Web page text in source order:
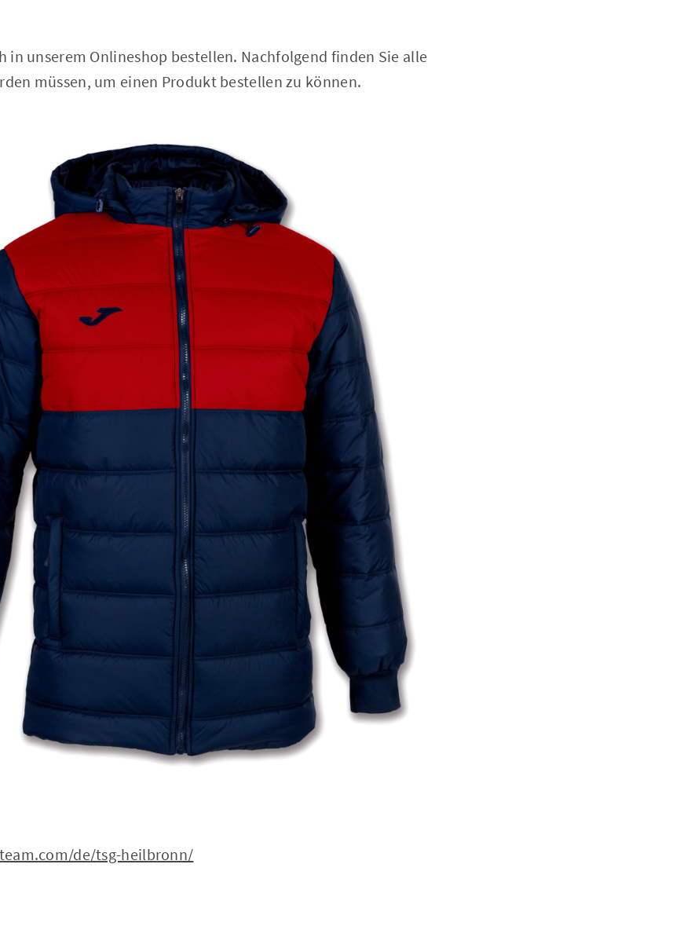
in unserem Onlineshop bestellen. Nachfolgend finden Sie alle
müssen, um einen Produkt bestellen zu können.
de/tsg-heilbronn/